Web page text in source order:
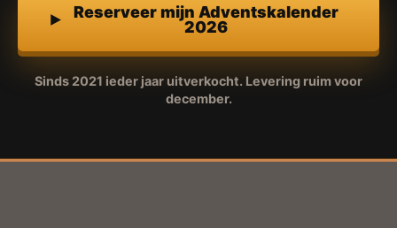
Reserveer mijn Adventskalender
2026
Sinds 2021 ieder jaar uitverkocht. Levering ruim voor
december.